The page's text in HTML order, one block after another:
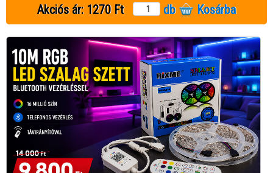
Akciós ár: 1270 Ft db Kosárba